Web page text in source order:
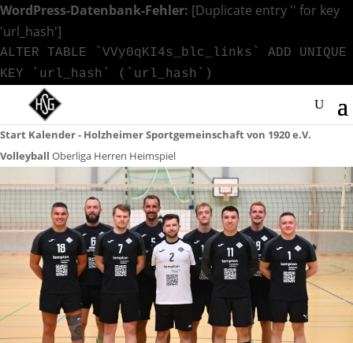
WordPress-Datenbank-Fehler: [Duplicate entry '' for key
'url_hash']
ALTER TABLE `VVy0qKI4s_blc_links` ADD UNIQUE
KEY `url_hash` (`url_hash`)
Start Kalender - Holzheimer Sportgemeinschaft von 1920 e.V.
Volleyball Oberliga Herren Heimspiel